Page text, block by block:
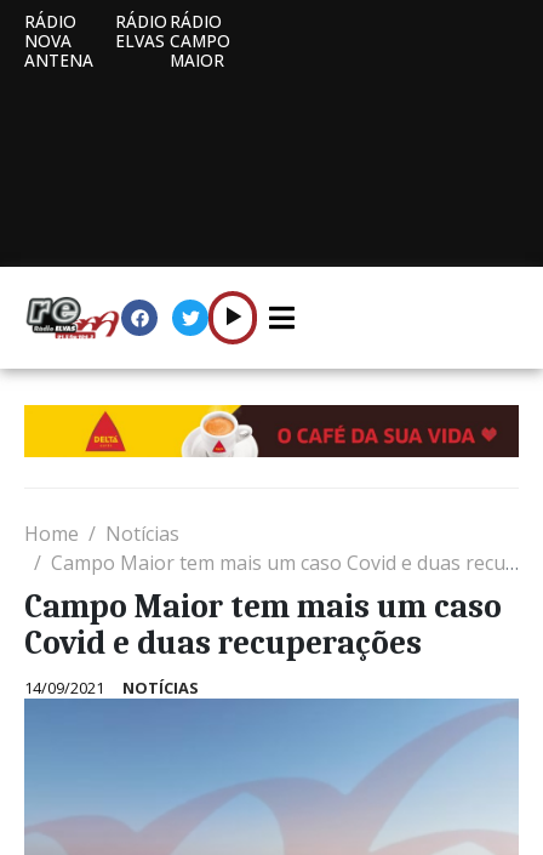
RÁDIO
NOVA
ANTENA
RÁDIO
ELVAS
RÁDIO
CAMPO
MAIOR
Home
Notícias
Campo Maior tem mais um caso Covid e duas recuperações
Campo Maior tem mais um caso
Covid e duas recuperações
14/09/2021 NOTÍCIAS